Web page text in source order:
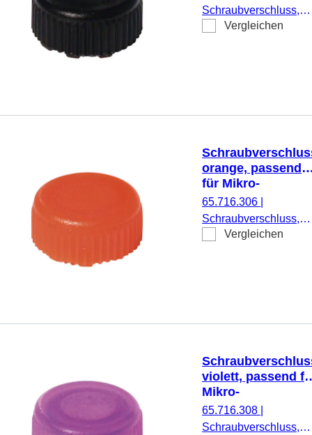
Schraubverschluss,
schwarz, passend für
Vergleichen
orange, passend
für Mikro-
Schraubröhren
65.716.306
Schraubverschluss,
orange, passend für
Vergleichen
violett, passend
Mikro-
Schraubröhren
65.716.308
Schraubverschluss,